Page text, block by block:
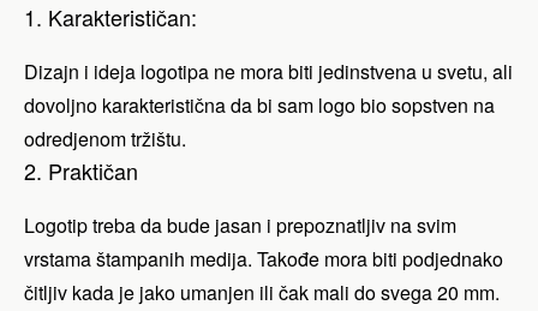
1. Karakterističan:
Dizajn i ideja logotipa ne mora biti jedinstvena u svetu, ali
dovoljno karakteristična da bi sam logo bio sopstven na
odredjenom tržištu.
2. Praktičan
Logotip treba da bude jasan i prepoznatljiv na svim
vrstama štampanih medija. Takođe mora biti podjednako
čitljiv kada je jako umanjen ili čak mali do svega 20 mm.